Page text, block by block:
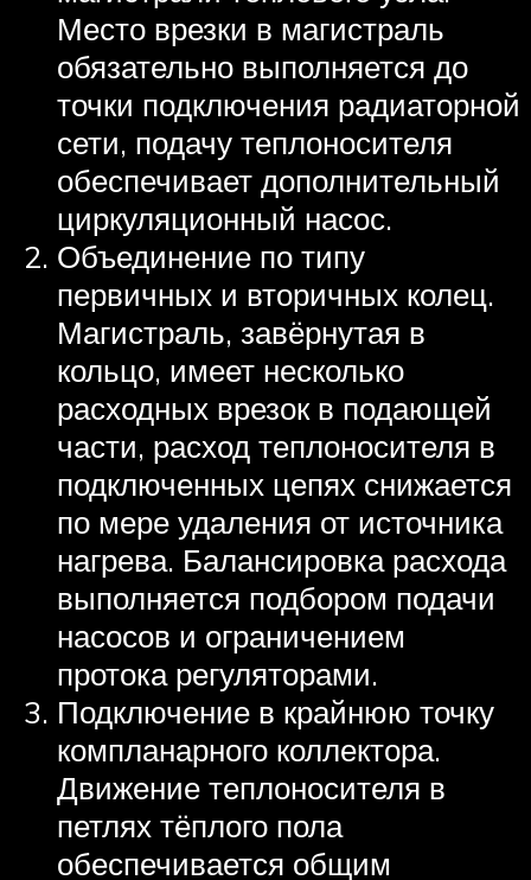
Место врезки в магистраль
обязательно выполняется до
точки подключения радиаторной
сети, подачу теплоносителя
обеспечивает дополнительный
циркуляционный насос.
Объединение по типу
первичных и вторичных колец.
Магистраль, завёрнутая в
кольцо, имеет несколько
расходных врезок в подающей
части, расход теплоносителя в
подключенных цепях снижается
по мере удаления от источника
нагрева. Балансировка расхода
выполняется подбором подачи
насосов и ограничением
протока регуляторами.
Подключение в крайнюю точку
компланарного коллектора.
Движение теплоносителя в
петлях тёплого пола
обеспечивается общим